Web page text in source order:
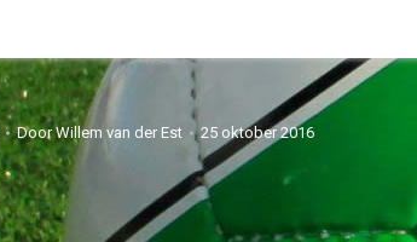
DoorWillem van der Est 25 oktober 2016